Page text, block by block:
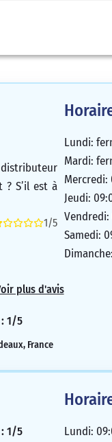
distributeur
S’il est à
1/5
plus d'avis
1/5
France
Lundi:
Mardi:
Mercredi:
Jeudi:
Vendredi:
Samedi:
1/5
Lundi: